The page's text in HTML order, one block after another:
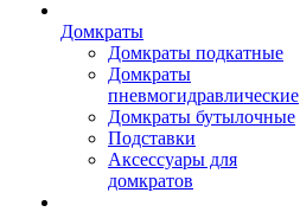
Домкраты
Домкраты подкатные
Домкраты
пневмогидравлические
Домкраты бутылочные
Подставки
Аксессуары для
домкратов